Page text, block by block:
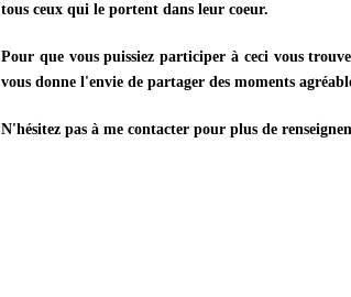
tous ceux qui le portent dans leur coeur.
Pour que vous puissiez participer à ceci vous
vous donne l'envie de partager des moments
N'hésitez pas à me contacter pour plus de